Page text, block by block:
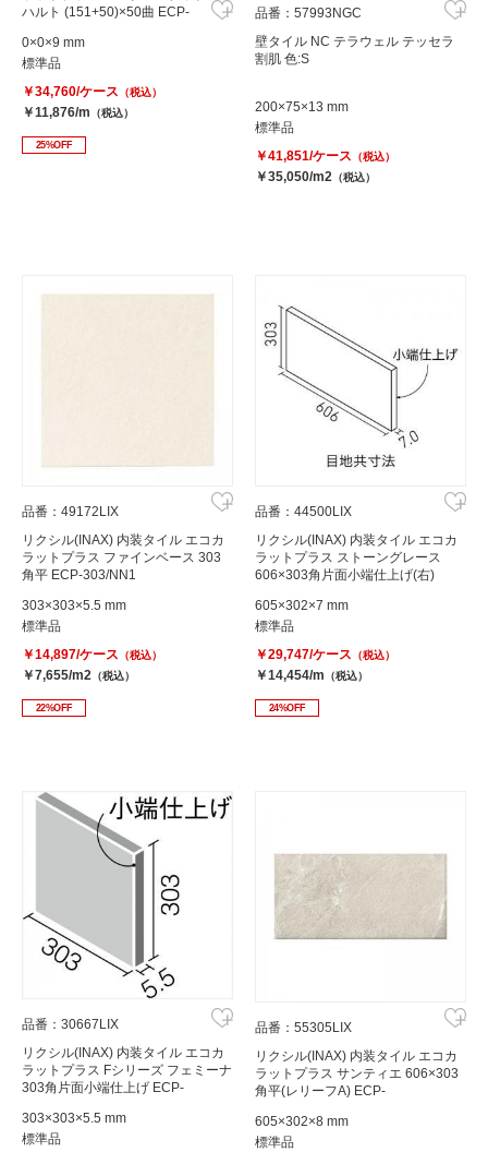
ハルト (151+50)×50曲 ECP-
0×0×9 mm
標準品
￥34,760/ケース （税込）
￥11,876/m （税込）
25%OFF
品番：57993NGC
壁タイル NC テラウェル テッセラ
割肌 色:S
200×75×13 mm
標準品
￥41,851/ケース （税込）
￥35,050/m2 （税込）
品番：49172LIX
リクシル(INAX) 内装タイル エコカ
ラットプラス ファインベース 303
角平 ECP-303/NN1
303×303×5.5 mm
標準品
￥14,897/ケース （税込）
￥7,655/m2 （税込）
22%OFF
品番：44500LIX
リクシル(INAX) 内装タイル エコカ
ラットプラス ストーングレース
606×303角片面小端仕上げ(右)
605×302×7 mm
標準品
￥29,747/ケース （税込）
￥14,454/m （税込）
24%OFF
品番：30667LIX
リクシル(INAX) 内装タイル エコカ
ラットプラス Fシリーズ フェミーナ
303角片面小端仕上げ ECP-
303×303×5.5 mm
標準品
品番：55305LIX
リクシル(INAX) 内装タイル エコカ
ラットプラス サンティエ 606×303
角平(レリーフA) ECP-
605×302×8 mm
標準品